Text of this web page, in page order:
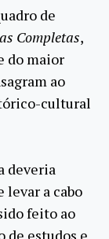
de
Completas,
do maior
ao
cultural
deveria
a cabo
feito ao
de estudos e